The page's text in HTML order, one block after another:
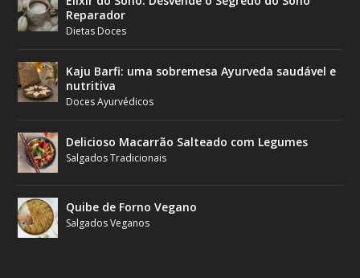
Reparador
Dietas Doces
Kaju Barfi: uma sobremesa Ayurveda saudável e
nutritiva
Doces Ayurvédicos
Delicioso Macarrão Salteado com Legumes
Salgados Tradicionais
Quibe de Forno Vegano
Salgados Veganos